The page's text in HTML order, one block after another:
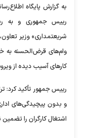
به گزارش پایگاه
رییس جمهوری و به
شریعتمداری» وزیر
وام‌های قرض‌الحسنه به
کارهای آسیب دیده از
رییس جمهور تأکید کرد:
و بدون پیچیدگی‌های
اشتغال کارگران را تضمین